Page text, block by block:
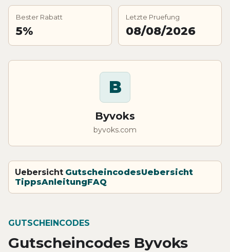
Bester Rabatt
5%
Letzte Pruefung
08/08/2026
B
Byvoks
byvoks.com
Uebersicht GutscheincodesUebersicht
TippsAnleitungFAQ
GUTSCHEINCODES
Gutscheincodes Byvoks